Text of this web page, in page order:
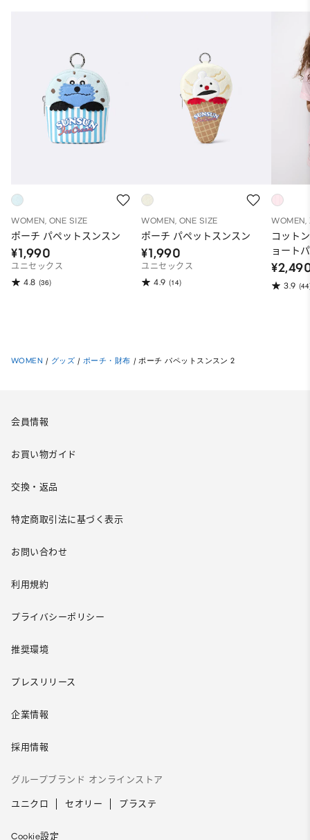
WOMEN, ONE SIZE
ポーチ パペットスンスン
¥1,990
ユニセックス
4.8 (36)
WOMEN, ONE SIZE
ポーチ パペットスンスン
¥1,990
ユニセックス
4.9 (14)
WOMEN,
コット
ョート
スン
3.9
WOMEN / グッズ / ポーチ・財布 / ポーチ パペットスンスン 2
会員情報
お買い物ガイド
交換・返品
特定商取引法に基づく表示
お問い合わせ
利用規約
プライバシーポリシー
推奨環境
プレスリリース
企業情報
採用情報
グループブランド オンラインストア
ユニクロ セオリー プラステ
Cookie設定